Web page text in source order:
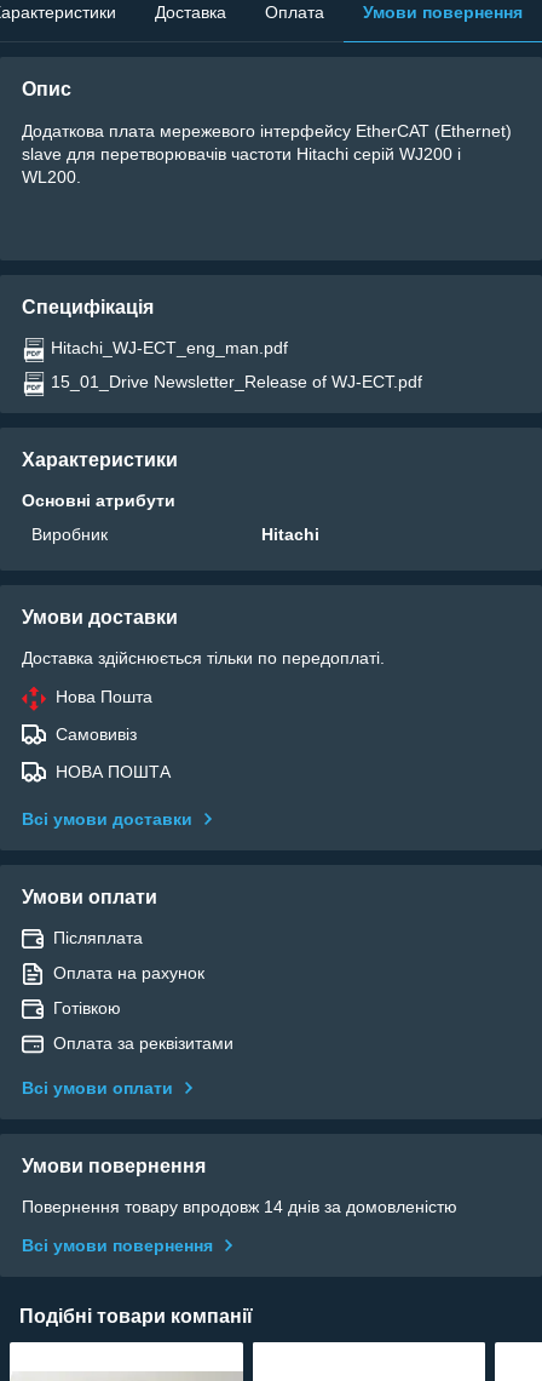
Доставка Оплата Умови повернення
Опис
Додаткова плата мережевого інтерфейсу EtherCAT (Ethernet)
slave для перетворювачів частоти Hitachi серій WJ200 і
WL200.
Специфікація
Hitachi_WJ-ECT_eng_man.pdf
15_01_Drive Newsletter_Release of WJ-ECT.pdf
Характеристики
Основні атрибути
Виробник
Hitachi
Умови доставки
Доставка здійснюється тільки по передоплаті.
Нова Пошта
Самовивіз
НОВА ПОШТА
Всі умови доставки
Умови оплати
Післяплата
Оплата на рахунок
Готівкою
Оплата за реквізитами
Всі умови оплати
Умови повернення
Повернення товару впродовж 14 днів за домовленістю
Всі умови повернення
Подібні товари компанії